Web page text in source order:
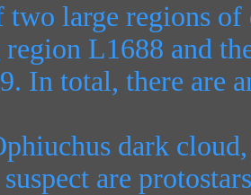
two large regions of
L1688 and
In total, there are
dark
are